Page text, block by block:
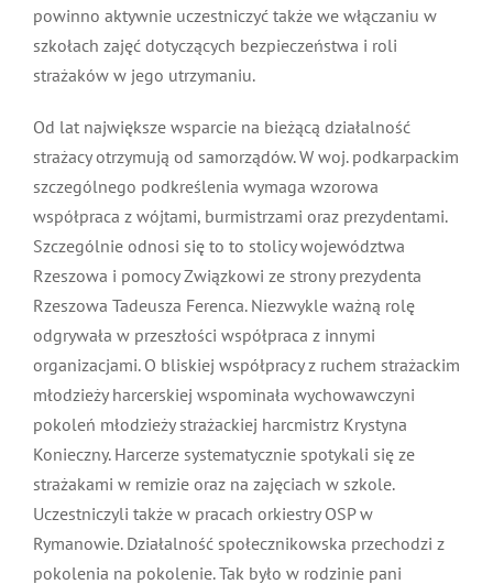
jako przedstawiciel Komitetu Inicjatywy
Ustawodawczej prezentował w Sejmie obywatelski
projekt ustawy na rzecz dodatków do rent i emerytur
powinno aktywnie uczestniczyć także we włączaniu w
szkołach zajęć dotyczących bezpieczeństwa i roli
strażaków w jego utrzymaniu.
Od lat największe wsparcie na bieżącą działalność
strażacy otrzymują od samorządów. W woj.
podkarpackim szczególnego podkreślenia wymaga
wzorowa współpraca z wójtami, burmistrzami oraz
prezydentami. Szczególnie odnosi się to to stolicy
województwa Rzeszowa i pomocy Związkowi ze strony
prezydenta Rzeszowa Tadeusza Ferenca. Niezwykle
ważną rolę odgrywała w przeszłości współpraca z
innymi organizacjami. O bliskiej współpracy z ruchem
strażackim młodzieży harcerskiej wspominała
wychowawczyni pokoleń młodzieży strażackiej
harcmistrz Krystyna Konieczny. Harcerze